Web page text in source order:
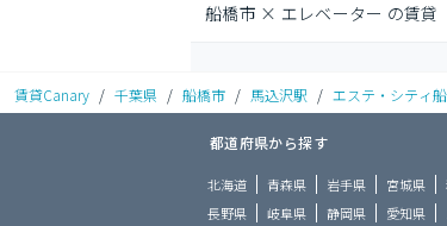
船橋市 × エレベーター の賃貸
賃貸Canary / 千葉県 / 船橋市 / 馬込沢駅 / エステ・シティ
都道府県から探す
北海道 青森県 岩手県 宮城県
長野県
岐阜県 静岡県 愛知県